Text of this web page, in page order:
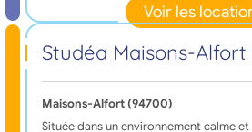
Voir les
Studéa Maisons-Alfort
Maisons-Alfort (94700)
Située dans un environnement calme